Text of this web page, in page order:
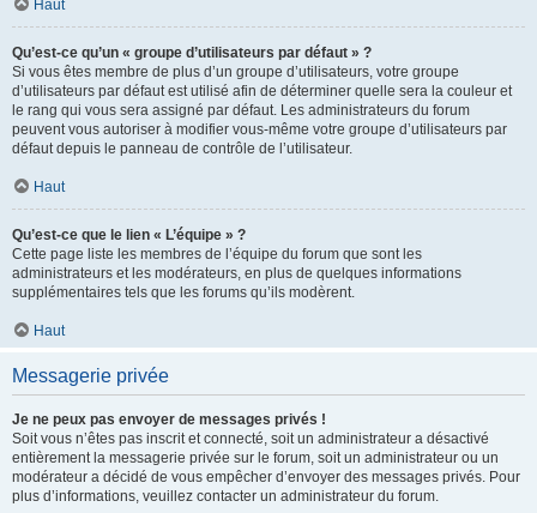
Haut
Qu’est-ce qu’un « groupe d’utilisateurs par défaut » ?
Si vous êtes membre de plus d’un groupe d’utilisateurs, votre groupe
d’utilisateurs par défaut est utilisé afin de déterminer quelle sera la couleur et
le rang qui vous sera assigné par défaut. Les administrateurs du forum
peuvent vous autoriser à modifier vous-même votre groupe d’utilisateurs par
défaut depuis le panneau de contrôle de l’utilisateur.
Haut
Qu’est-ce que le lien « L’équipe » ?
Cette page liste les membres de l’équipe du forum que sont les
administrateurs et les modérateurs, en plus de quelques informations
supplémentaires tels que les forums qu’ils modèrent.
Haut
Messagerie privée
Je ne peux pas envoyer de messages privés !
Soit vous n’êtes pas inscrit et connecté, soit un administrateur a désactivé
entièrement la messagerie privée sur le forum, soit un administrateur ou un
modérateur a décidé de vous empêcher d’envoyer des messages privés. Pour
plus d’informations, veuillez contacter un administrateur du forum.